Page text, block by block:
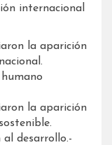
internacional
la aparición
la aparición
al desarrollo.-